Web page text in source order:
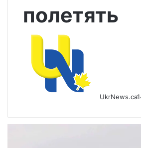
полетять
UkrNews.ca